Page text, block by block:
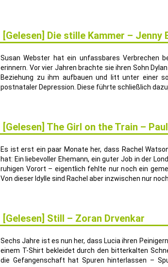
[Gelesen] Die stille Kammer – Jenny
Susan Webster hat ein unfassbares Verbrechen
erinnern. Vor vier Jahren brachte sie ihren Sohn
Beziehung zu ihm aufbauen und litt unter einer
postnataler Depression. Diese führte schließlich
[Gelesen] The Girl on the Train –
Es ist erst ein paar Monate her, dass Rachel
hat: Ein liebevoller Ehemann, ein guter Job in der
ruhigen Vorort – eigentlich fehlte nur noch ein
Von dieser Idylle sind Rachel aber inzwischen nur
[Gelesen] Still – Zoran Drvenkar
Sechs Jahre ist es nun her, dass Lucia ihren
einem T-Shirt bekleidet durch den bitterkalten
die Gefangenschaft hat Spuren hinterlassen –